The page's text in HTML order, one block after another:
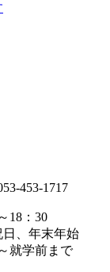
18：30
、年末年始
就学前まで